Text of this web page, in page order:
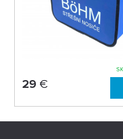
29 €